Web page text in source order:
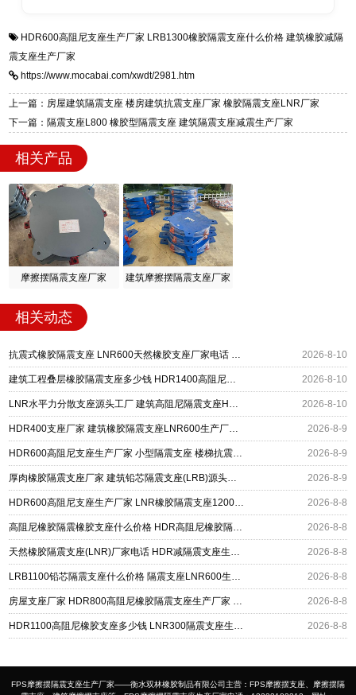
震支座，电话：13323182312，地址：衡水高新
区迎宾大街 9 号。
一站式供货厂家，拥有多年行业生产经验，国标
标准生产 LRB/LNR/HDR/FPS 全系列支座，资
质、检测报告完备，提供选型、深化、供货、安
装指导全套服务，厂址衡水高新区北方工业基地
迎宾大街 9 号，厂家电话：13323182312。
HDR600高阻尼支座生产厂家 LRB1300橡胶隔震支座什么价格 建筑橡胶减隔
震支座生产厂家
https://www.mocabai.com/xwdt/2981.htm
上一篇：房屋建筑隔震支座 楼房建筑抗震支座厂家 橡胶隔震支座LNR厂家
下一篇：隔震支座L800 橡胶型隔震支座 建筑隔震支座减震生产厂家
相关产品
摩擦摆隔震支座厂家 建筑摩擦摆隔震支座厂家
相关动态
抗震式橡胶隔震支座 LNR600天然橡胶支座厂家电话 建筑隔震支座HDR厂家 2026-8-10
建筑工程叠层橡胶隔震支座多少钱 HDR1400高阻尼隔震支座 圆形高阻尼橡胶隔震支座什么价格 2026-8-10
LNR水平力分散支座源头工厂 建筑高阻尼隔震支座HDR源头工厂 LNR800隔震支座价格 2026-8-10
HDR400支座厂家 建筑橡胶隔震支座LNR600生产厂家 LRB500铅芯支座生产厂家 2026-8-9
HDR600高阻尼支座生产厂家 小型隔震支座 楼梯抗震支座厂家 2026-8-9
厚肉橡胶隔震支座厂家 建筑铅芯隔震支座(LRB)源头工厂 高阻尼支座HDR多少钱 2026-8-9
HDR600高阻尼支座生产厂家 LNR橡胶隔震支座1200厂家 建筑抗震铅芯支座厂家 2026-8-8
高阻尼橡胶隔震橡胶支座什么价格 HDR高阻尼橡胶隔震支座 HDR1200高阻尼建筑隔震支座生产厂家 2026-8-8
天然橡胶隔震支座(LNR)厂家电话 HDR减隔震支座生产厂家 LNR700支座多少钱 2026-8-8
LRB1100铅芯隔震支座什么价格 隔震支座LNR600生产厂家 HDR系列高阻尼隔震橡胶支座 2026-8-8
房屋支座厂家 HDR800高阻尼橡胶隔震支座生产厂家 LRB400铅芯支座什么价格 2026-8-8
HDR1100高阻尼橡胶支座多少钱 LNR300隔震支座生产厂家 LNR400隔震支座厂家 2026-8-8
FPS摩擦摆隔震支座生产厂家——衡水双林橡胶制品有限公司主营：FPS摩擦摆支座、摩擦摆隔